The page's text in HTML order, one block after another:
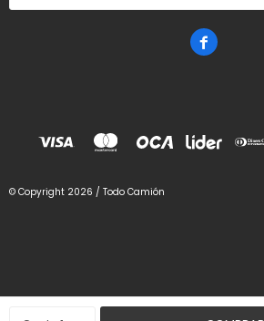

© Copyright 2026 / Todo Camión